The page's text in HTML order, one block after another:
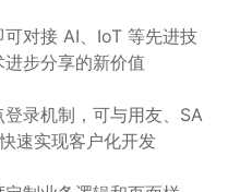
对接 AI、IoT 等先进技
步分享的新价值
录机制，可与用友、SA
速实现客户化开发